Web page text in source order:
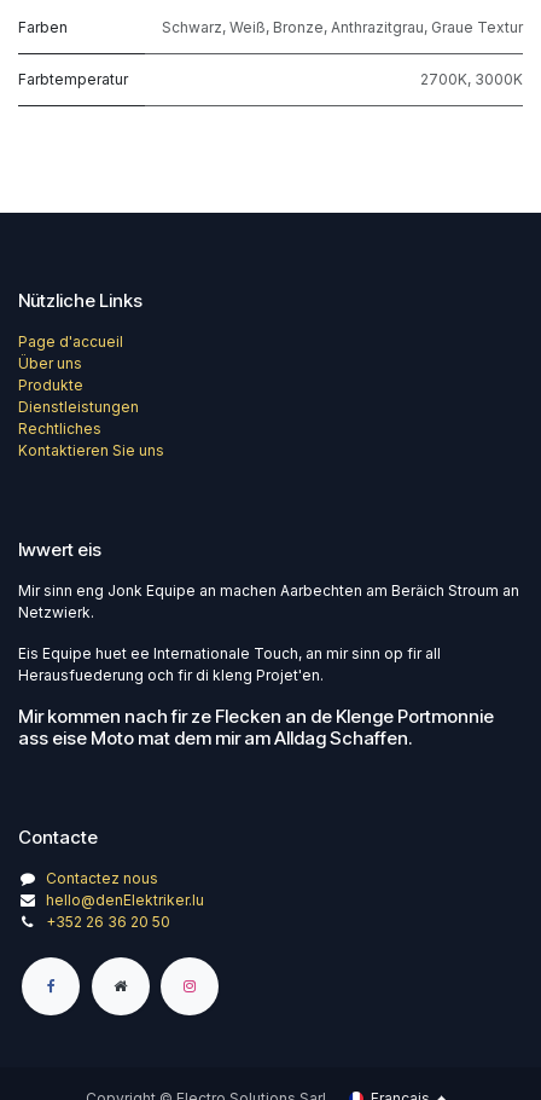
Farben Schwarz, Weiß, Bronze, Anthrazitgrau, Graue Textur
Farbtemperatur 2700K, 3000K
Nützliche Links
Page d'accueil
Über uns
Produkte
Dienstleistungen
Rechtliches
Kontaktieren Sie uns
Iwwert eis
Mir sinn eng Jonk Equipe an machen Aarbechten am Beräich Stroum an
Netzwierk.
Eis Equipe huet ee Internationale Touch, an mir sinn op fir all
Herausfuederung och fir di kleng Projet'en.
Mir kommen nach fir ze Flecken an de Klenge Portmonnie
ass eise Moto mat dem mir am Alldag Schaffen.
Contacte
Contactez nous
hello@denElektriker.lu
+352 26 36 20 50